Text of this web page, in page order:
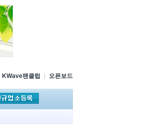
KWave팬클럽 오픈보드